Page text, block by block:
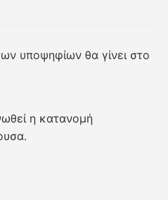
υποψηφίων θα γίνει στο
η κατανομή